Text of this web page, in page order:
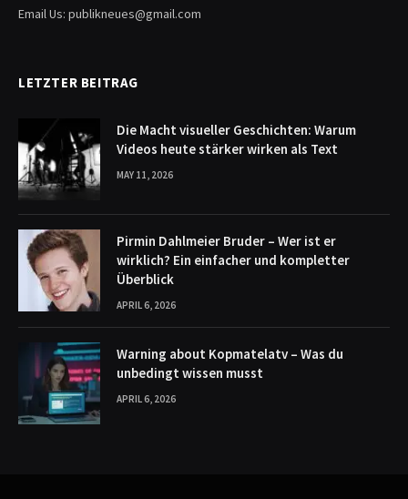
Email Us: publikneues@gmail.com
LETZTER BEITRAG
Die Macht visueller Geschichten: Warum
Videos heute stärker wirken als Text
MAY 11, 2026
Pirmin Dahlmeier Bruder – Wer ist er
wirklich? Ein einfacher und kompletter
Überblick
APRIL 6, 2026
Warning about Kopmatelatv – Was du
unbedingt wissen musst
APRIL 6, 2026